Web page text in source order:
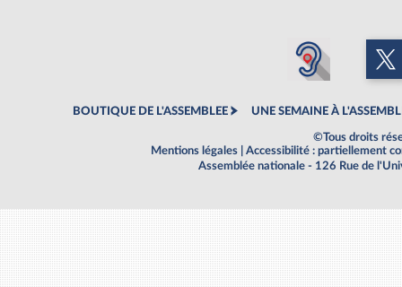
BOUTIQUE DE L'ASSEMBLEE UNE SEMAINE À
©Tous droits
Mentions légales
Accessibilité : partiellement
Assemblée nationale - 126 Rue de